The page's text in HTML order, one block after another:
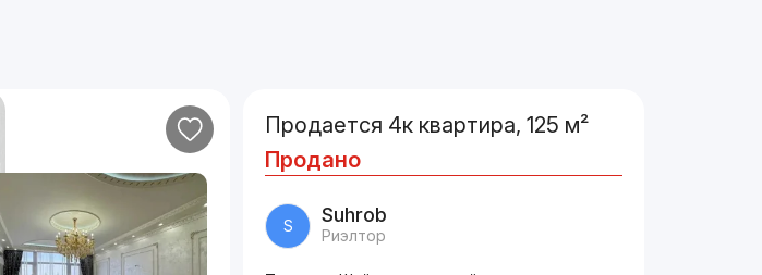
Продается 4к квартира, 125 м²
Продано
S Suhrob
Риэлтор